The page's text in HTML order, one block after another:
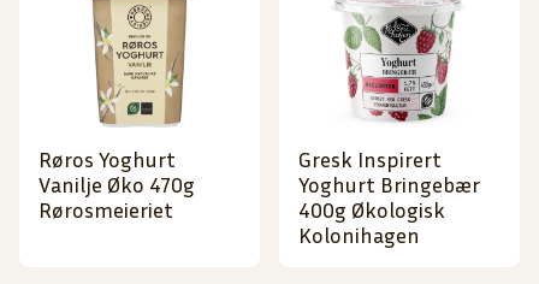
Røros Yoghurt
Vanilje Øko 470g
Rørosmeieriet
Gresk Inspirert
Yoghurt Bringebær
400g Økologisk
Kolonihagen